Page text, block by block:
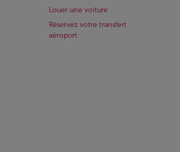
Louer une voiture
Réservez votre transfert
aéroport